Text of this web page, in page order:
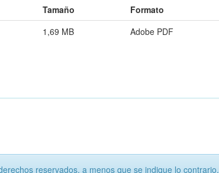
Tamaño
Formato
1,69 MB Adobe PDF
reservados, a menos que se indique lo contrario.